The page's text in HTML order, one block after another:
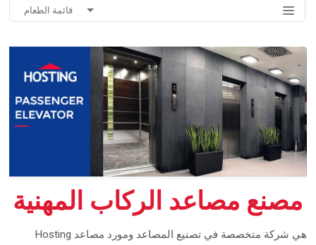
قائمة الطعام
مصنع مصاعد الركاب المهنية
Hosting هي شركة متخصصة في تصنيع المصاعد ومورد مصاعد